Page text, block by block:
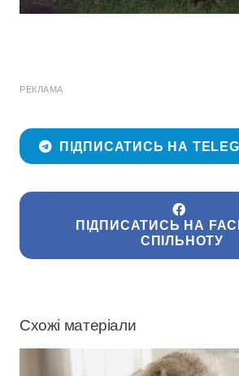
РЕКЛАМА
ПІДПИСАТИСЬ НА
ПІДПИСАТИСЬ НА
СПІЛЬНОТУ
Схожі матеріали